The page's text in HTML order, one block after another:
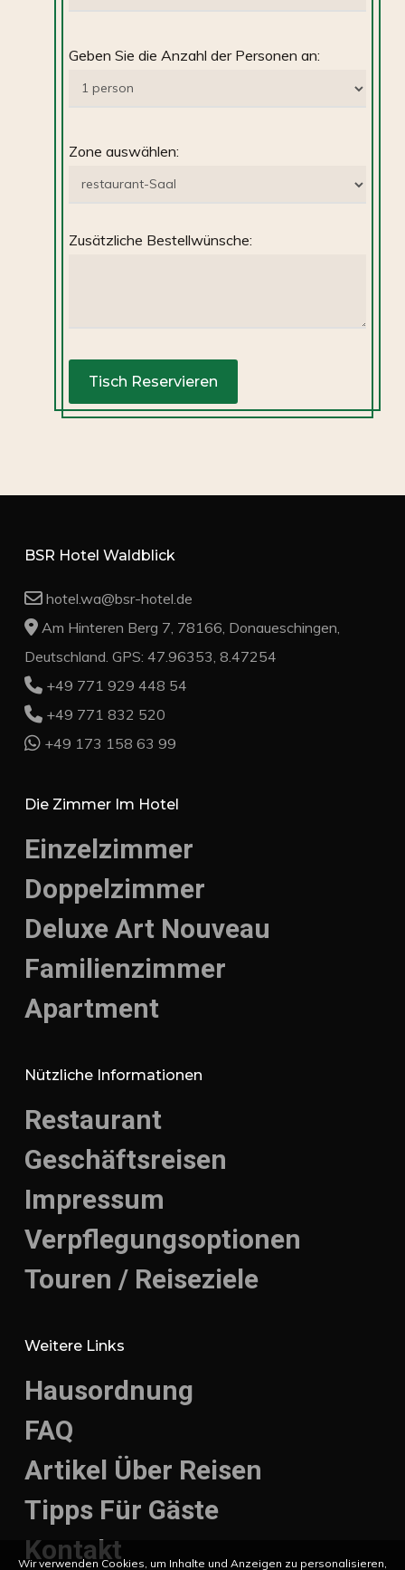
Geben Sie die Anzahl der Personen an:
Zone auswählen:
Zusätzliche Bestellwünsche:
BSR Hotel Waldblick
hotel.wa@bsr-hotel.de
Am Hinteren Berg 7, 78166, Donaueschingen,
Deutschland. GPS: 47.96353, 8.47254
+49 771 929 448 54
+49 771 832 520
+49 173 158 63 99
Die Zimmer Im Hotel
Einzelzimmer
Doppelzimmer
Deluxe Art Nouveau
Familienzimmer
Apartment
Nützliche Informationen
Restaurant
Geschäftsreisen
Impressum
Verpflegungsoptionen
Touren / Reiseziele
Weitere Links
Hausordnung
FAQ
Artikel Über Reisen
Tipps Für Gäste
Kontakt
Wir verwenden Cookies, um Inhalte und Anzeigen zu personalisieren,